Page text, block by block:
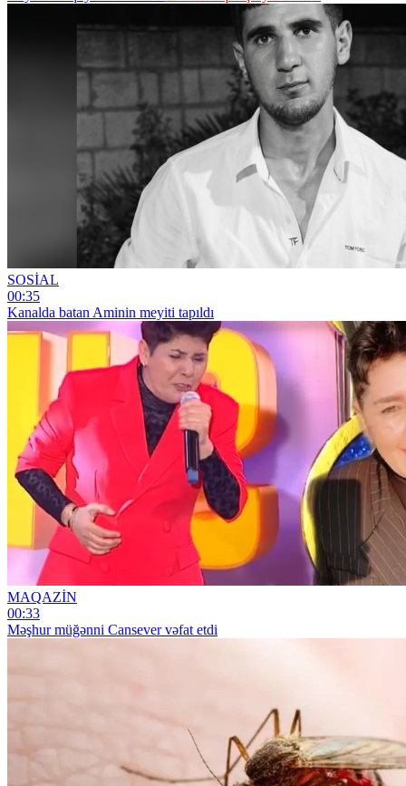
SOSİAL
00:35
Kanalda batan Aminin meyiti tapıldı
MAQAZİN
00:33
Məşhur müğənni Cansever vəfat etdi